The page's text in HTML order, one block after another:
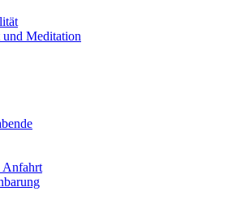
und Meditation
Anfahrt